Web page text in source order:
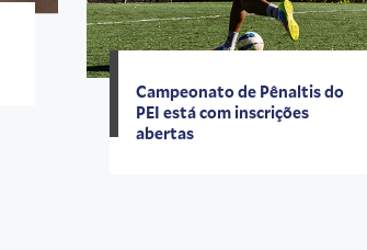
Campeonato de Pênaltis do
PEI está com inscrições
abertas